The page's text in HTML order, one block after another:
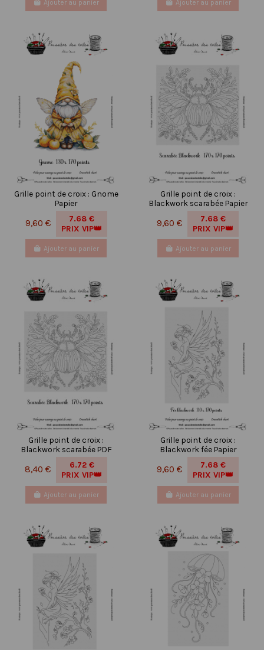
Ajouter au panier Ajouter au panier
Grille point de croix : Gnome
Papier
9,60 €
7.68 €
PRIX VIP👑
Ajouter au panier
Grille point de croix :
Blackwork scarabée Papier
9,60 €
7.68 €
PRIX VIP👑
Ajouter au panier
Grille point de croix :
Blackwork scarabée PDF
8,40 €
6.72 €
PRIX VIP👑
Ajouter au panier
Grille point de croix :
Blackwork fée Papier
9,60 €
7.68 €
PRIX VIP👑
Ajouter au panier